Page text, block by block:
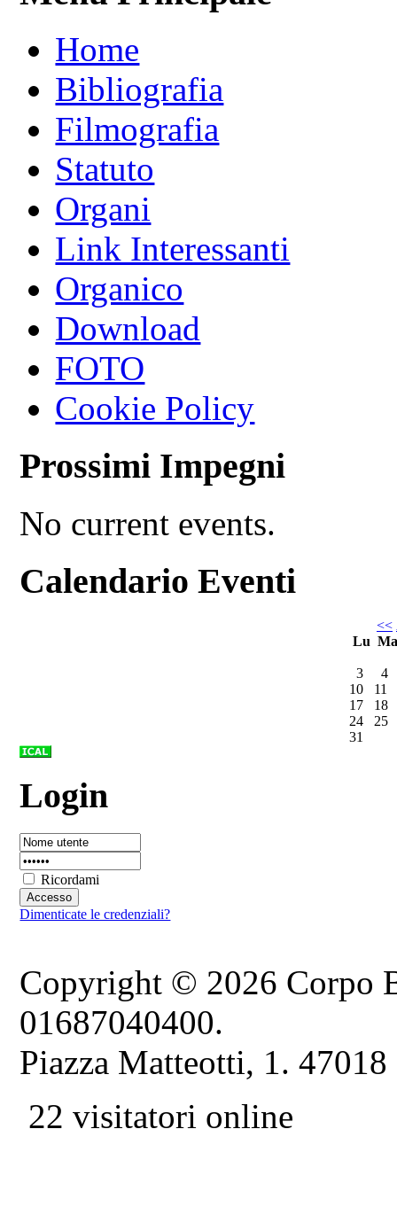
Home
Bibliografia
Filmografia
Statuto
Organi
Link Interessanti
Organico
Download
FOTO
Cookie Policy
Prossimi Impegni
No current events.
Calendario Eventi
<<
Lu
3
4
10
11
17
18
24
25
31
Login
Ricordami
Dimenticate le credenziali?
Copyright © 2026 Corpo
01687040400.
Piazza Matteotti, 1.
22 visitatori online